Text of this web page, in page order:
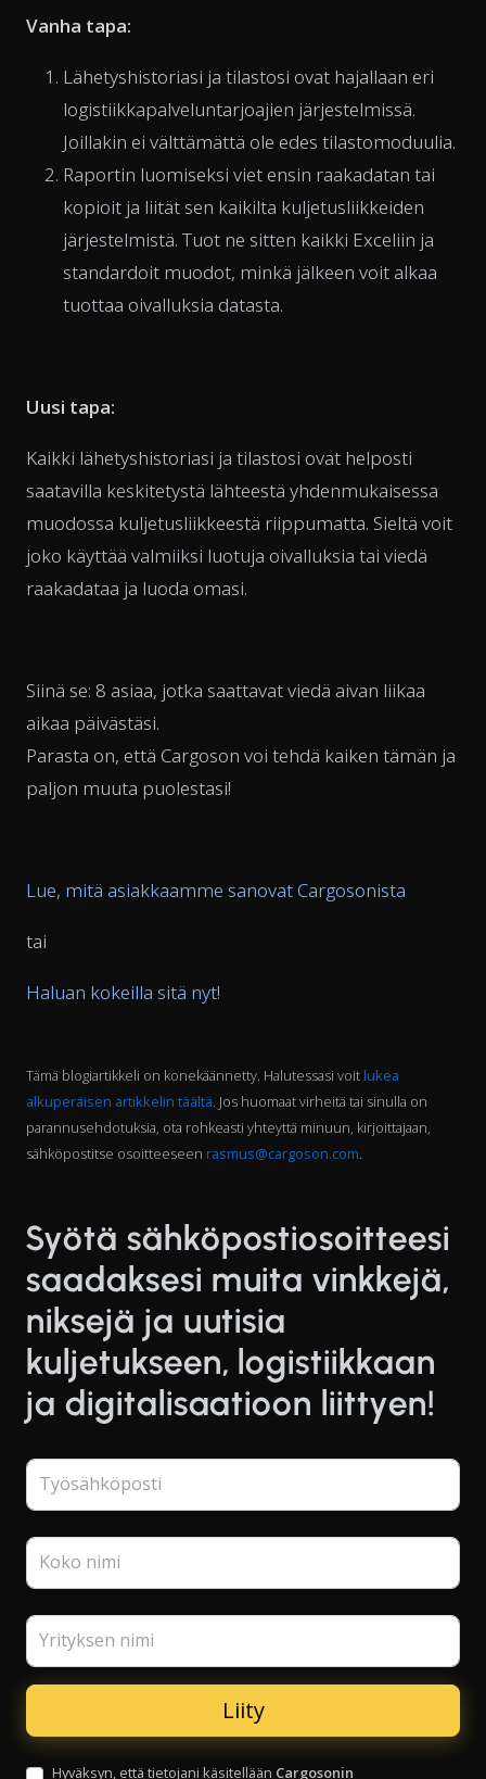
Vanha tapa:
Lähetyshistoriasi ja tilastosi ovat hajallaan eri
logistiikkapalveluntarjoajien järjestelmissä.
Joillakin ei välttämättä ole edes tilastomoduulia.
Raportin luomiseksi viet ensin raakadatan tai
kopioit ja liität sen kaikilta kuljetusliikkeiden
järjestelmistä. Tuot ne sitten kaikki Exceliin ja
standardoit muodot, minkä jälkeen voit alkaa
tuottaa oivalluksia datasta.
Uusi tapa:
Kaikki lähetyshistoriasi ja tilastosi ovat helposti
saatavilla keskitetystä lähteestä yhdenmukaisessa
muodossa kuljetusliikkeestä riippumatta. Sieltä voit
joko käyttää valmiiksi luotuja oivalluksia tai viedä
raakadataa ja luoda omasi.
Siinä se: 8 asiaa, jotka saattavat viedä aivan liikaa
aikaa päivästäsi.
Parasta on, että Cargoson voi tehdä kaiken tämän ja
paljon muuta puolestasi!
Lue, mitä asiakkaamme sanovat Cargosonista
tai
Haluan kokeilla sitä nyt!
Tämä blogiartikkeli on konekäännetty. Halutessasi voit lukea
alkuperäisen artikkelin täältä. Jos huomaat virheitä tai sinulla on
parannusehdotuksia, ota rohkeasti yhteyttä minuun, kirjoittajaan,
sähköpostitse osoitteeseen rasmus@cargoson.com.
Syötä sähköpostiosoitteesi
saadaksesi muita vinkkejä,
niksejä ja uutisia
kuljetukseen, logistiikkaan
ja digitalisaatioon liittyen!
Työsähköposti
Koko nimi
Yrityksen nimi
Hyväksyn, että tietojani käsitellään Cargosonin